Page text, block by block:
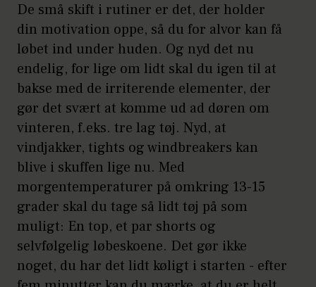
De små skift i rutiner er det, der holder
din motivation oppe, så du for alvor kan få
løbet ind under huden. Og nyd det nu
endelig, for lige om lidt skal du igen til at
bakse med de irriterende elementer, der
gør det svært at komme ud ad døren om
vinteren, f.eks. tre lag tøj. Nyd, at
vindjakker, tights og windbreakers kan
blive i skuffen lige nu. Med
morgentemperaturer på omkring 13-15
grader skal du tage så lidt tøj på som
muligt: En top, et par shorts og
selvfølgelig løbeskoene. Det gør ikke
noget, du har det lidt køligt i starten - efter